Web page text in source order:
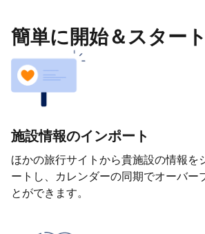
簡単に開始＆スター
施設情報のインポート
ほかの旅行サイトから貴施設の情報を
ートし、カレンダーの同期でオーバー
とができます。